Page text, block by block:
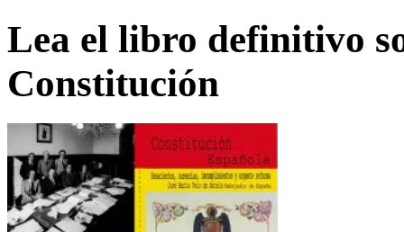
Lea el libro definitivo
Constitución